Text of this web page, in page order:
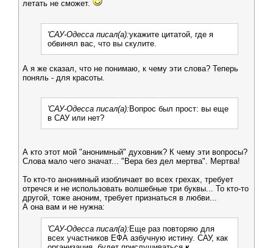
летать не сможет.
'САУ-Одесса писал(а):укажите цитатой, где я
обвинял вас, что вы скулите.
А я же сказал, что не понимаю, к чему эти слова? Теперь
поняль - для красоты.
'САУ-Одесса писал(а): Вопрос был прост: вы еще
в САУ или нет?
А кто этот мой "анонимный" духовник? К чему эти вопросы?
Слова мало чего значат... "Вера без дел мертва". Мертва!
То кто-то анонимный изобличает во всех грехах, требует
отречся и не использовать волшебные три буквы... То кто-то
другой, тоже аноним, требует признаться в любви...
А она вам и не нужна:
'САУ-Одесса писал(а): Еще раз повторяю для
всех участников ЕФА азбучную истину. САУ, как